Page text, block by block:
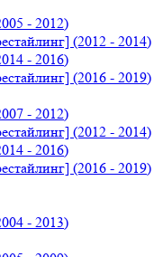
- 2012)
(2012 - 2014)
- 2016)
(2016 - 2019)
- 2012)
(2012 - 2014)
- 2016)
(2016 - 2019)
- 2013)